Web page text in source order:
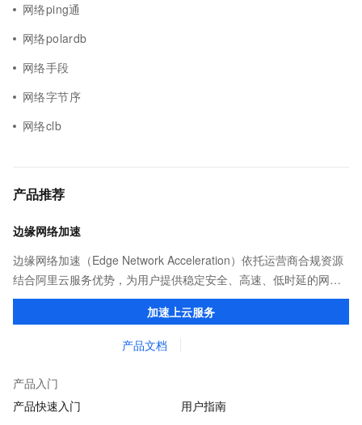
网络ping通
网络polardb
网络手段
网络字节序
网络clb
产品推荐
边缘网络加速
边缘网络加速（Edge Network Acceleration）依托运营商合规资源
结合阿里云服务优势，为用户提供稳定安全、高速、低时延的网络
传输，解决客户不同站点的连接、组网、数据安全传输、业务质量
加速上云服务
产品文档
产品入门
产品快速入门
用户指南